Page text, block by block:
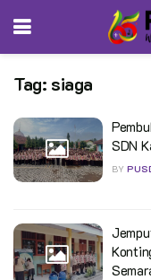
Tag: siaga
SDN
BY